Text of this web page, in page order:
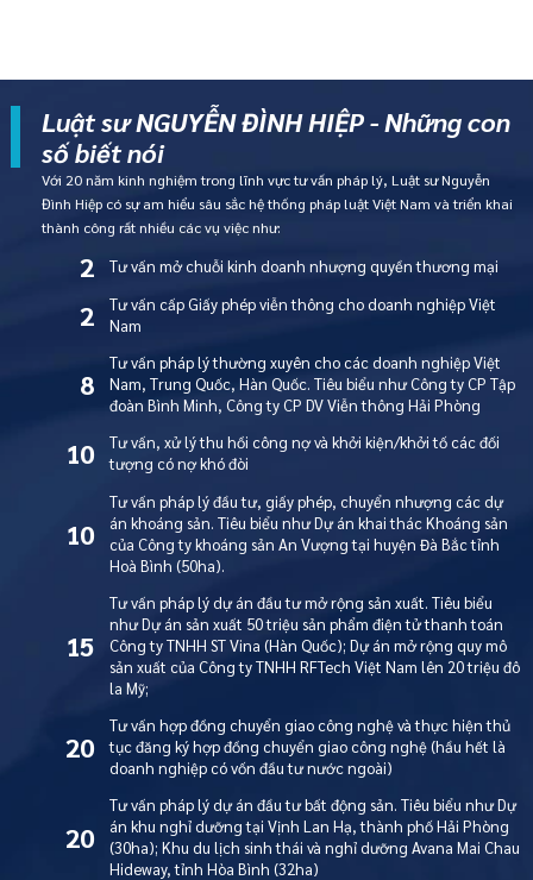
Luật sư NGUYỄN ĐÌNH HIỆP - Những con
số biết nói
Với 20 năm kinh nghiệm trong lĩnh vực tư vấn pháp lý, Luật sư Nguyễn
Đình Hiệp có sự am hiểu sâu sắc hệ thống pháp luật Việt Nam và triển khai
thành công rất nhiều các vụ việc như:
2 Tư vấn mở chuỗi kinh doanh nhượng quyền thương mại
2
Tư vấn cấp Giấy phép viễn thông cho doanh nghiệp Việt
Nam
8
Tư vấn pháp lý thường xuyên cho các doanh nghiệp Việt
Nam, Trung Quốc, Hàn Quốc. Tiêu biểu như Công ty CP Tập
đoàn Bình Minh, Công ty CP DV Viễn thông Hải Phòng
10
Tư vấn, xử lý thu hồi công nợ và khởi kiện/khởi tố các đối
tượng có nợ khó đòi
10
Tư vấn pháp lý đầu tư, giấy phép, chuyển nhượng các dự
án khoáng sản. Tiêu biểu như Dự án khai thác Khoáng sản
của Công ty khoáng sản An Vượng tại huyện Đà Bắc tỉnh
Hoà Bình (50ha).
15
Tư vấn pháp lý dự án đầu tư mở rộng sản xuất. Tiêu biểu
như Dự án sản xuất 50 triệu sản phẩm điện tử thanh toán
Công ty TNHH ST Vina (Hàn Quốc); Dự án mở rộng quy mô
sản xuất của Công ty TNHH RFTech Việt Nam lên 20 triệu đô
la Mỹ;
20
Tư vấn hợp đồng chuyển giao công nghệ và thực hiện thủ
tục đăng ký hợp đồng chuyển giao công nghệ (hầu hết là
doanh nghiệp có vốn đầu tư nước ngoài)
20
Tư vấn pháp lý dự án đầu tư bất động sản. Tiêu biểu như Dự
án khu nghỉ dưỡng tại Vịnh Lan Hạ, thành phố Hải Phòng
(30ha); Khu du lịch sinh thái và nghỉ dưỡng Avana Mai Chau
Hideway, tỉnh Hòa Bình (32ha)